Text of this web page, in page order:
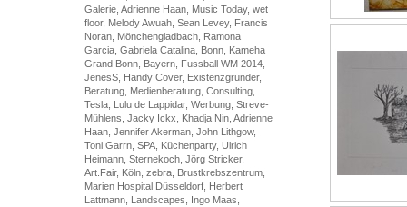
Galerie, Adrienne Haan, Music Today, wet
floor, Melody Awuah, Sean Levey, Francis
Noran, Mönchengladbach, Ramona
Garcia, Gabriela Catalina, Bonn, Kameha
Grand Bonn, Bayern, Fussball WM 2014,
JenesS, Handy Cover, Existenzgründer,
Beratung, Medienberatung, Consulting,
Tesla, Lulu de Lappidar, Werbung, Streve-
Mühlens, Jacky Ickx, Khadja Nin, Adrienne
Haan, Jennifer Akerman, John Lithgow,
Toni Garrn, SPA, Küchenparty, Ulrich
Heimann, Sternekoch, Jörg Stricker,
Art.Fair, Köln, zebra, Brustkrebszentrum,
Marien Hospital Düsseldorf, Herbert
Lattmann, Landscapes, Ingo Maas,